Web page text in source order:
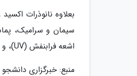
بعلاوه نانوذرات
سیمان و سرامیک،
اشعه فرابنفش (UV)، و مصارف ضد خوردگی و ضد قارچی استفاده می گردد.
منبع: خبرگزاری دانشجو